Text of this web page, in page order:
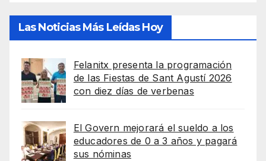
Las Noticias Más Leídas Hoy
Felanitx presenta la programación
de las Fiestas de Sant Agustí 2026
con diez días de verbenas
El Govern mejorará el sueldo a los
educadores de 0 a 3 años y pagará
sus nóminas